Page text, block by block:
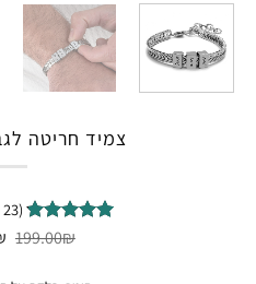
צמיד חריטה
מדורגים
(
23
199.00₪